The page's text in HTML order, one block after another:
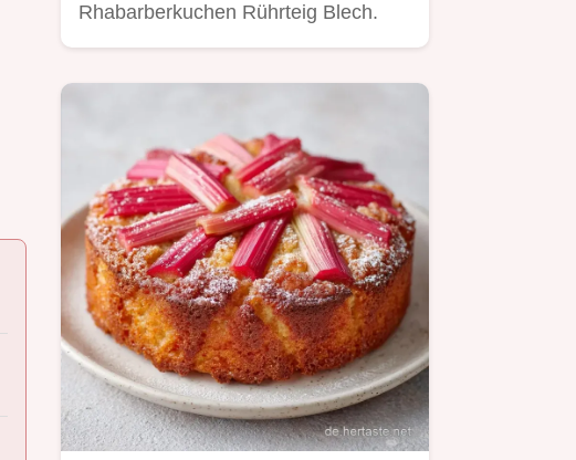
Rhabarberkuchen Rührteig Blech.